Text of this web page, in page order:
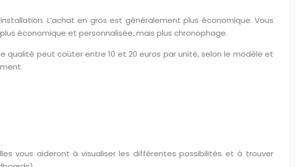
L’achat en gros est généralement plus économique. Vous
économique et personnalisée, mais plus chronophage.
qualité peut coûter entre 10 et 20 euros par unité, selon le modèle et
vous aideront à visualiser les différentes possibilités et à trouver